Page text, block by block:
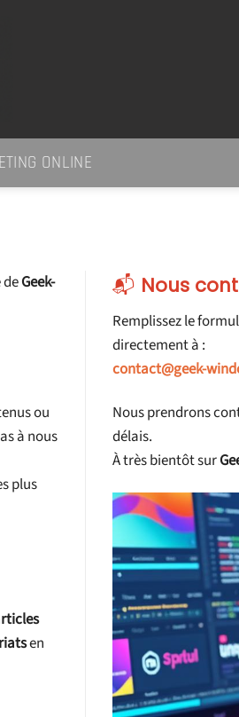
ONLINE
Geek-
ou
à nous
plus
en
📬 Nous
Remplissez le
directement à :
contact@geek-
Nous prendrons
délais.
À très bientôt sur